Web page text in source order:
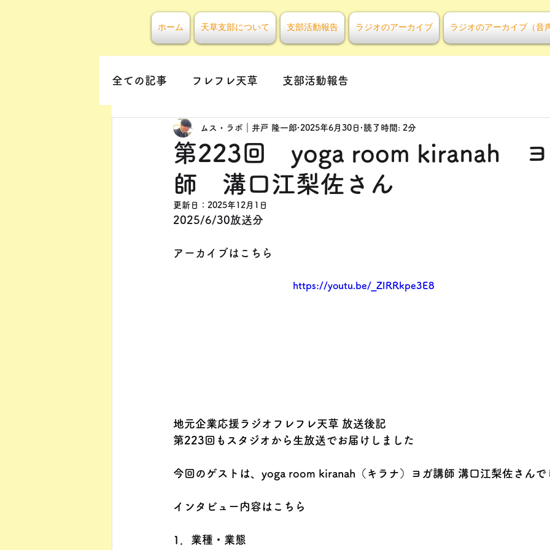
ホーム 天草支部について 支部活動報告 ラジオのアーカイブ ラジオのアーカイブ（音
全ての記事 フレフレ天草 支部活動報告
第223回 yoga room kiranah ヨ
師 溝口江梨佐さん
ムス・ラボ｜井戸 隆一郎 2025年6月30日 読了時間: 2分
更新日： 2025年12月1日
2025/6/30放送分
アーカイブはこちら
https://youtu.be/_ZlRRkpe3E8
地元企業応援ラジオフレフレ天草 放送後記
第223回もスタジオから生放送でお届けしました
今回のゲストは、yoga room kiranah（キラナ）ヨガ講師 溝口江梨佐さんで
インタビュー内容はこちら
1．業種・業態